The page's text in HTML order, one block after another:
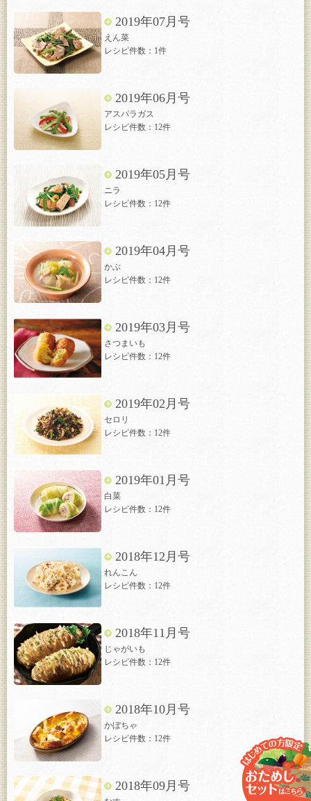
2019年07月号
えん菜
レシピ件数：1件
2019年06月号
アスパラガス
レシピ件数：12件
2019年05月号
ニラ
レシピ件数：12件
2019年04月号
かぶ
レシピ件数：12件
2019年03月号
さつまいも
レシピ件数：12件
2019年02月号
セロリ
レシピ件数：12件
2019年01月号
白菜
レシピ件数：12件
2018年12月号
れんこん
レシピ件数：12件
2018年11月号
じゃがいも
レシピ件数：12件
2018年10月号
かぼちゃ
レシピ件数：12件
2018年09月号